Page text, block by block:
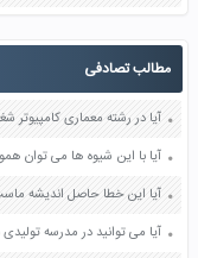
مطالب تصادفی
آیا می توانید در مدرسه تولیدی داشته باشیم